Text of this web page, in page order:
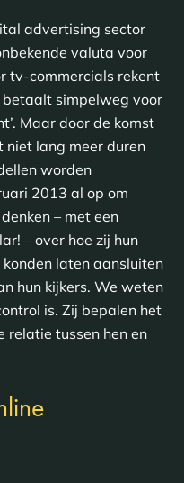
advertising sector
valuta voor
tv-commercials rekent
betaalt simpelweg voor
Maar door de komst
lang meer duren
worden
2013 al op om
– met een
– over hoe zij hun
laten aansluiten
hun kijkers. We weten
is. Zij bepalen het
relatie tussen hen en